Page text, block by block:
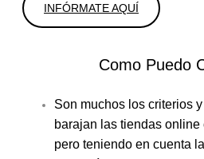
INFÓRMATE AQUÍ
Como Puedo
Son muchos los criterios
barajan las tiendas online
pero teniendo en cuenta